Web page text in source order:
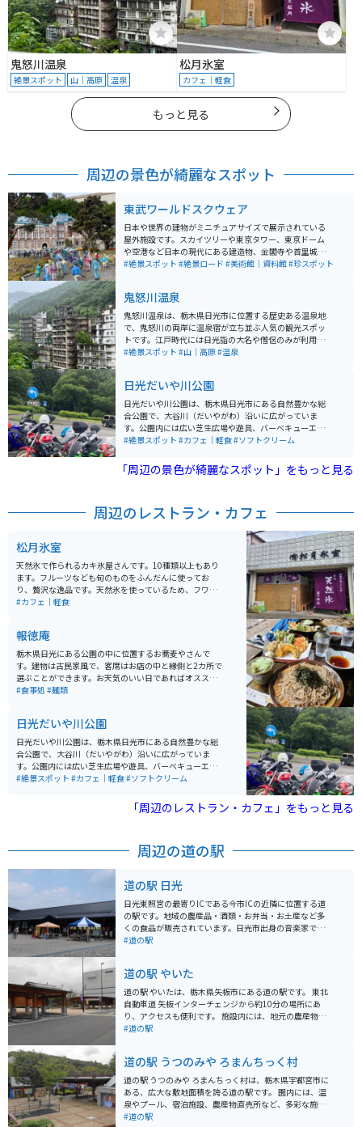
鬼怒川温泉
絶景スポット 山｜高原 温泉
松月氷室
カフェ｜軽食
もっと見る
周辺の景色が綺麗なスポット
東武ワールドスクウェア
日本や世界の建物がミニチュアサイズで展示されている
屋外施設です。スカイツリーや東京タワー、東京ドーム
や空港など日本の現代にある建造物、金閣寺や首里城の
日本の世界遺産などが見られます。 日本以外のエリアが
塔、コロッセオなどがあります。 1度に様々な世界遺産
が見れるのがとても楽しいです。人のジオラマもたくさ
んいるので写真の撮り方を工夫すれば、本当に行ってい
るかのように撮れます。
#絶景スポット #絶景ロード #美術館｜資料館#珍スポット
鬼怒川温泉
鬼怒川温泉は、栃木県日光市に位置する歴史ある温泉地
で、鬼怒川の両岸に温泉宿が立ち並ぶ人気の観光スポッ
トです。江戸時代には日光詣の大名や僧侶のみが利用で
きた高貴な温泉として知られていましたが、明治以降に
現在その多くは衰退、その跡が残っているのも見どころ
です。 泉質はアルカリ性単純温泉で、肌に優しく、疲労
回復やリウマチ、神経痛などに効能があるとされていま
す。温泉街では、鬼怒川の渓谷美を楽しみながら露天風
呂に浸かることができ、四季折々の自然の美しさが魅力
などの観光スポットも多く、温泉と観光の両方を楽しめ
る温泉地として、年間を通じて多くの観光客が訪れま
#絶景スポット #山｜高原#温泉
日光だいや川公園
日光だいや川公園は、栃木県日光市にある自然豊かな総
合公園で、大谷川（だいやがわ）沿いに広がっていま
す。公園内には広い芝生広場や遊具、バーベキューエリ
アがあり、家族連れや友人同士で楽しめるレジャースポ
る散策コースや展望台もあり、晴れた日は日光連山を見
渡せます。春には新緑が秋には紅葉を楽しむことができ
にもなっているので自然散策もできます。さらに、パー
ており、アクティブに過ごしたい人にもオススメの場所
です。公園内には、地域のイベントやフリーマーケット
が開催されることもあり、地元住民や観光客に親しまれ
ています。
#絶景スポット #カフェ｜軽食#ソフトクリーム
「周辺の景色が綺麗なスポット」をもっと見る
周辺のレストラン・カフェ
松月氷室
天然氷で作られるカキ氷屋さんです。10種類以上もあり
ます。フルーツなども旬のものをふんだんに使ってお
り、贅沢な逸品です。天然氷を使っているため、フワフ
ワでこれまでに味わったことのない美味しさが堪能でき
#カフェ｜軽食
報徳庵
栃木県日光にある公園の中に位置するお蕎麦やさんで
す。建物は古民家風で、客席はお店の中と縁側と2カ所で
選ぶことができます。お天気のいい日であればオススメ
は断然縁側！昔ながらの雰囲気を味わいながらいただく
#食事処 #麺類
日光だいや川公園
日光だいや川公園は、栃木県日光市にある自然豊かな総
合公園で、大谷川（だいやがわ）沿いに広がっていま
す。公園内には広い芝生広場や遊具、バーベキューエリ
アがあり、家族連れや友人同士で楽しめるレジャースポ
る散策コースや展望台もあり、晴れた日は日光連山を見
渡せます。春には新緑が秋には紅葉を楽しむことができ
にもなっているので自然散策もできます。さらに、パー
ており、アクティブに過ごしたい人にもオススメの場所
です。公園内には、地域のイベントやフリーマーケット
が開催されることもあり、地元住民や観光客に親しまれ
ています。
#絶景スポット #カフェ｜軽食#ソフトクリーム
「周辺のレストラン・カフェ」をもっと見る
周辺の道の駅
道の駅 日光
日光東照宮の最寄りICである今市ICの近隣に位置する道
の駅です。地域の農産品・酒類・お弁当・お土産など多
くの食品が販売されています。日光市出身の音楽家であ
り、多くの演歌の名曲を生み出した船村徹さんの記念ミ
#道の駅
道の駅 やいた
道の駅 やいたは、栃木県矢板市にある道の駅です。 東北
自動車道 矢板インターチェンジから約10分の場所にあ
り、アクセスも便利です。 施設内には、地元の農産物を
販売する直売所や、地元食材を使った料理が楽しめるレ
なものが並びます。 また、レストランでは、矢板産のり
んごを使った「アップルパイ」や、地元産のそば粉を使
った「そば」などが人気メニューです。 バイクで訪れる
場合、駐車場も広々としており、休憩場所としても最適
です。 道の駅 やいたは、地元の魅力が詰まった道の駅な
#道の駅
道の駅 うつのみや ろまんちっく村
道の駅 うつのみや ろまんちっく村は、栃木県宇都宮市に
ある、広大な敷地面積を誇る道の駅です。 園内には、温
泉やプール、宿泊施設、農産物直売所など、多彩な施設
が集まっており、一日中楽しむことができます。 地元の
#道の駅